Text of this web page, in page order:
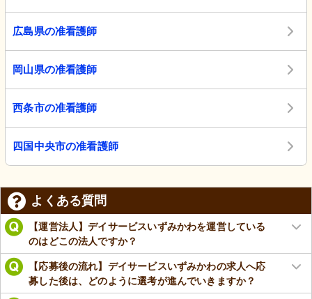
広島県の准看護師
岡山県の准看護師
西条市の准看護師
四国中央市の准看護師
よくある質問
【運営法人】デイサービスいずみかわを運営している
のはどこの法人ですか？
【応募後の流れ】デイサービスいずみかわの求人へ応
募した後は、どのように選考が進んでいきますか？